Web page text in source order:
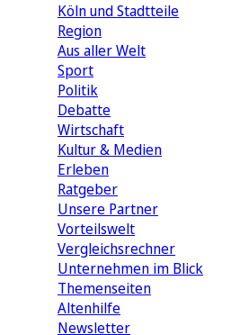
Köln und Stadtteile
Region
Aus aller Welt
Sport
Politik
Debatte
Wirtschaft
Kultur & Medien
Erleben
Ratgeber
Unsere Partner
Vorteilswelt
Vergleichsrechner
Unternehmen im Blick
Themenseiten
Altenhilfe
Newsletter